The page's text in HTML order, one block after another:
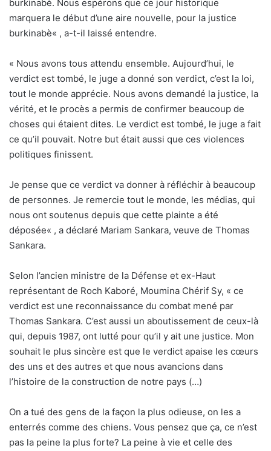
burkinabè. Nous espérons que ce jour historique
marquera le début d’une aire nouvelle, pour la justice
burkinabè« , a-t-il laissé entendre.
« Nous avons tous attendu ensemble. Aujourd’hui, le
verdict est tombé, le juge a donné son verdict, c’est la loi,
tout le monde apprécie. Nous avons demandé la justice, la
vérité, et le procès a permis de confirmer beaucoup de
choses qui étaient dites. Le verdict est tombé, le juge a fait
ce qu’il pouvait. Notre but était aussi que ces violences
politiques finissent.
Je pense que ce verdict va donner à réfléchir à beaucoup
de personnes. Je remercie tout le monde, les médias, qui
nous ont soutenus depuis que cette plainte a été
déposée« , a déclaré Mariam Sankara, veuve de Thomas
Sankara.
Selon l’ancien ministre de la Défense et ex-Haut
représentant de Roch Kaboré, Moumina Chérif Sy, « ce
verdict est une reconnaissance du combat mené par
Thomas Sankara. C’est aussi un aboutissement de ceux-là
qui, depuis 1987, ont lutté pour qu’il y ait une justice. Mon
souhait le plus sincère est que le verdict apaise les cœurs
des uns et des autres et que nous avancions dans
l’histoire de la construction de notre pays (…)
On a tué des gens de la façon la plus odieuse, on les a
enterrés comme des chiens. Vous pensez que ça, ce n’est
pas la peine la plus forte? La peine à vie et celle des